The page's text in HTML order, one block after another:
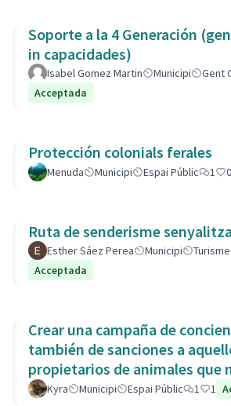
Soporte a la 4 Generación (gente mayor con
in capacidades)
Isabel Gomez Martin Municipi Gent
Acceptada
Protección colonials ferales
Menuda Municipi Espai Públic 1 0
Ruta de senderisme
Esther Sáez Perea Municipi
Acceptada
Crear una campaña de
también de sanciones a
propietarios de animales que
heces de las aceras. Es
Kyra Municipi Espai Públic 1 1